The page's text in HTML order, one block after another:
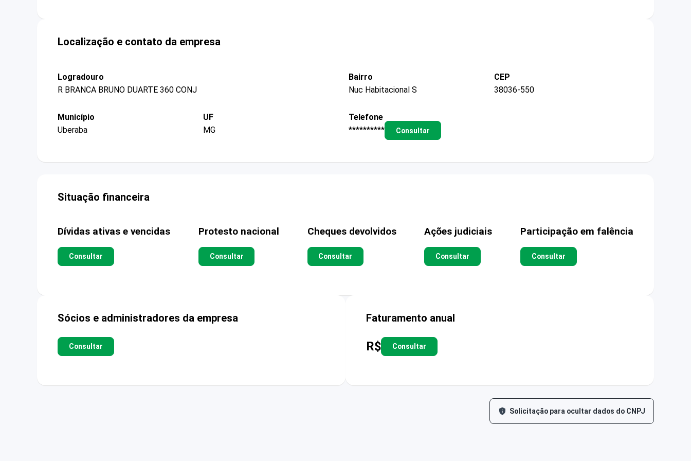
Localização e contato da empresa
Logradouro
R BRANCA BRUNO DUARTE 360 CONJ
Bairro
Nuc Habitacional S
CEP
38036-550
Município
Uberaba
UF
MG
Telefone
**********
Consultar
Situação financeira
Dívidas ativas e vencidas
Consultar
Protesto nacional
Consultar
Cheques devolvidos
Consultar
Ações judiciais
Consultar
Participação em falência
Consultar
Sócios e administradores da empresa
Consultar
Faturamento anual
R$ Consultar
Solicitação para ocultar dados do CNPJ